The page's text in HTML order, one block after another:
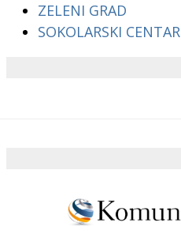
ZELENI GRAD
SOKOLARSKI CENTAR